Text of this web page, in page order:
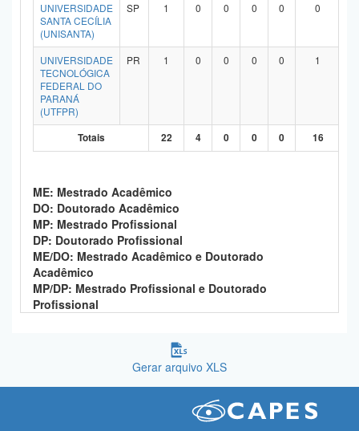
UNIVERSIDADE
SANTA CECÍLIA
(UNISANTA)
SP 1 0 0 0 0 0
UNIVERSIDADE
TECNOLÓGICA
FEDERAL DO
PARANÁ
(UTFPR)
PR 1 0 0 0 0 1
Totais 22 4 0 0 0 16
ME: Mestrado Acadêmico
DO: Doutorado Acadêmico
MP: Mestrado Profissional
DP: Doutorado Profissional
ME/DO: Mestrado Acadêmico e Doutorado
Acadêmico
MP/DP: Mestrado Profissional e Doutorado
Profissional
Gerar arquivo XLS